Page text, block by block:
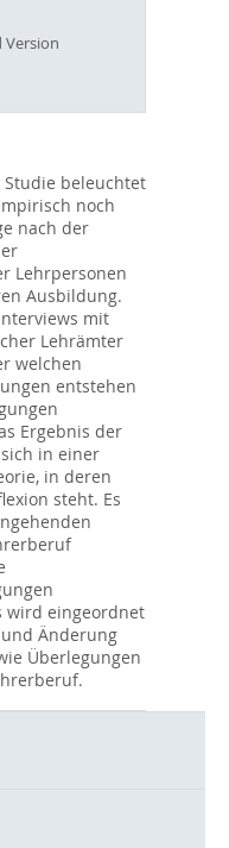
Version
beleuchtet
noch
nach der
Lehrpersonen
Ausbildung.
mit
Lehrämter
welchen
entstehen
Ergebnis der
in einer
in deren
steht. Es
wird eingeordnet
Änderung
Überlegungen